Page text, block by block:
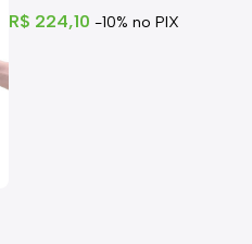
R$ 224,10 -10% no PIX